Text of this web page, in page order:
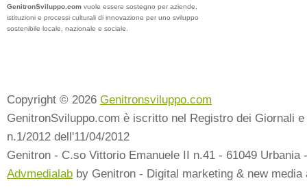
GenitronSviluppo.com vuole essere sostegno per aziende,
istituzioni e processi culturali di innovazione per uno sviluppo
sostenibile locale, nazionale e sociale.
Copyright © 2026 Genitronsviluppo.com
GenitronSviluppo.com è iscritto nel Registro dei Giornali
n.1/2012 dell'11/04/2012
Genitron - C.so Vittorio Emanuele II n.41 - 61049 Urbania
Advmedialab by Genitron - Digital marketing & new media